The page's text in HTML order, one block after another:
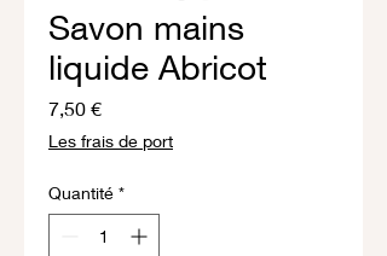
Savon mains
liquide Abricot
7,50 €Prix
Les frais de port
Quantité *